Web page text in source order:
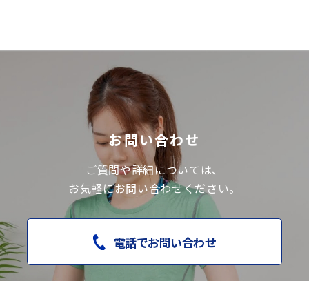
お問い合わせ
ご質問や詳細については、
お気軽にお問い合わせください。
電話でお問い合わせ